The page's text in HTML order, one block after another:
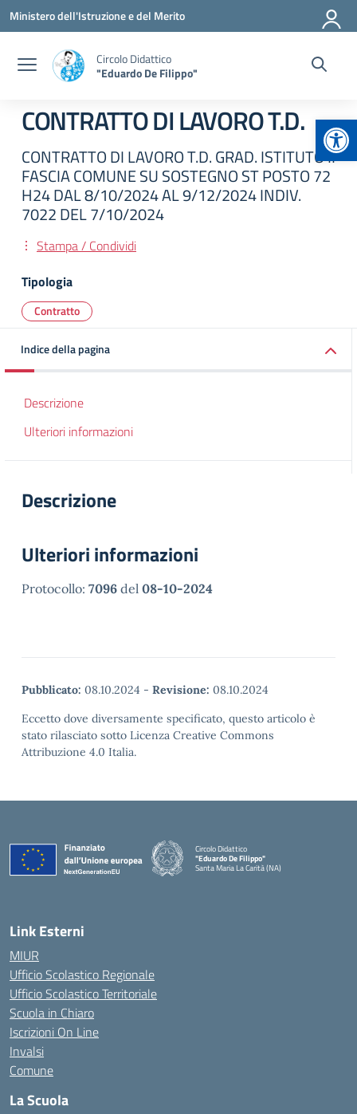
Vai ai contenuti
Vai al menu di navigazione
Vai al footer
Ministero dell'Istruzione e del Merito
Circolo Didattico
"Eduardo De Filippo"
CONTRATTO DI LAVORO T.D.
CONTRATTO DI LAVORO T.D. GRAD. ISTITUTO II
FASCIA COMUNE SU SOSTEGNO ST POSTO 72
H24 DAL 8/10/2024 AL 9/12/2024 INDIV.
7022 DEL 7/10/2024
Stampa / Condividi
Tipologia
Contratto
Indice della pagina
Descrizione
Ulteriori informazioni
Descrizione
Ulteriori informazioni
Protocollo: 7096 del 08-10-2024
Pubblicato: 08.10.2024 - Revisione: 08.10.2024
Eccetto dove diversamente specificato, questo articolo è
stato rilasciato sotto Licenza Creative Commons
Attribuzione 4.0 Italia.
Circolo Didattico
"Eduardo De Filippo"
Santa Maria La Carità (NA)
Link Esterni
MIUR
Ufficio Scolastico Regionale
Ufficio Scolastico Territoriale
Scuola in Chiaro
Iscrizioni On Line
Invalsi
Comune
La Scuola